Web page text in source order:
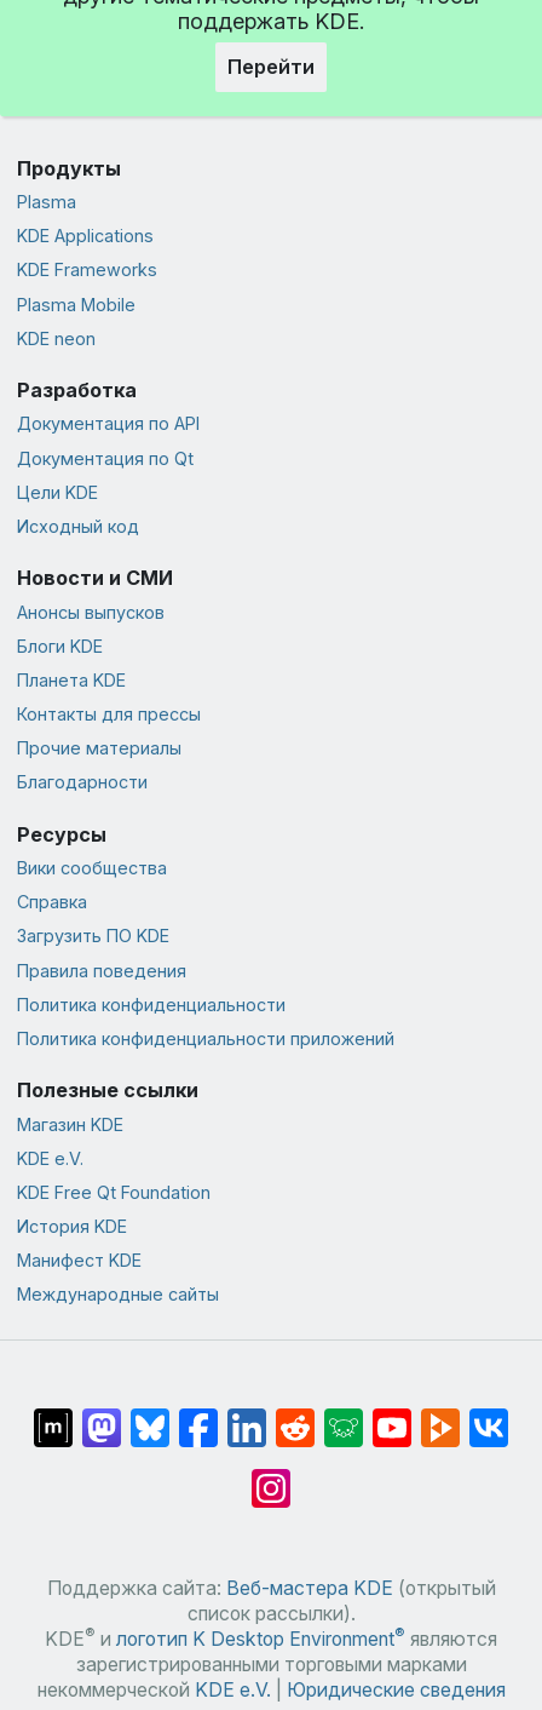
поддержать KDE.
Перейти
Продукты
Plasma
KDE Applications
KDE Frameworks
Plasma Mobile
KDE neon
Разработка
Документация по API
Документация по Qt
Цели KDE
Исходный код
Новости и СМИ
Анонсы выпусков
Блоги KDE
Планета KDE
Контакты для прессы
Прочие материалы
Благодарности
Ресурсы
Вики сообщества
Справка
Загрузить ПО KDE
Правила поведения
Политика конфиденциальности
Политика конфиденциальности приложений
Полезные ссылки
Магазин KDE
KDE e.V.
KDE Free Qt Foundation
История KDE
Манифест KDE
Международные сайты
Поддержка сайта: Веб-мастера KDE (открытый
список рассылки).
KDE® и логотип K Desktop Environment® являются
зарегистрированными торговыми марками
некоммерческой KDE e.V. Юридические сведения